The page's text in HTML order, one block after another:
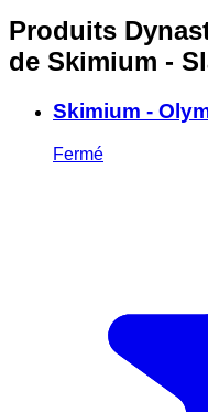
Produits
de Skimium -
Skimium -
Fermé